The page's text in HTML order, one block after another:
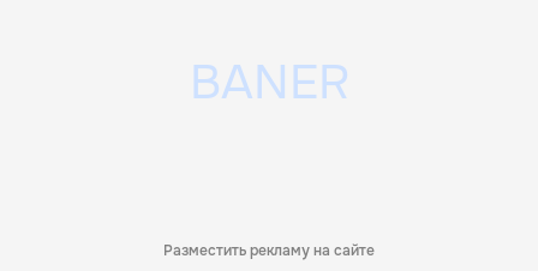
Разместить рекламу на сайте